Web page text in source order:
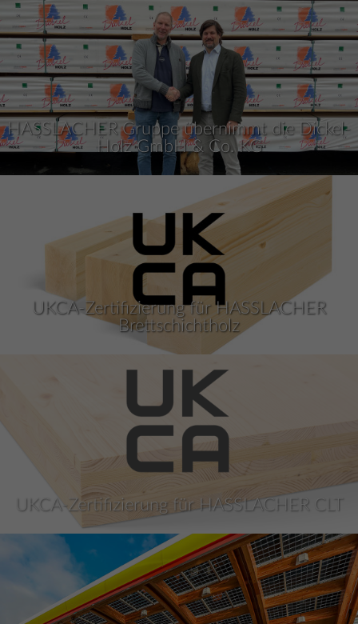
HASSLACHER Gruppe übernimmt die Dickel-
Holz GmbH & Co. KG
UKCA-Zertifizierung für HASSLACHER
Brettschichtholz
UKCA-Zertifizierung für HASSLACHER CLT